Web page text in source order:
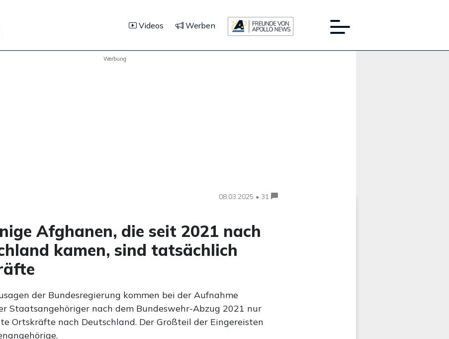
Videos Werben
Werbung
08.03.2025 • 31
Afghanen, die seit 2021 nach
kamen, sind tatsächlich
der Bundesregierung kommen bei der Aufnahme
Staatsangehöriger nach dem Bundeswehr-Abzug 2021 nur
Ortskräfte nach Deutschland. Der Großteil der Eingereisten